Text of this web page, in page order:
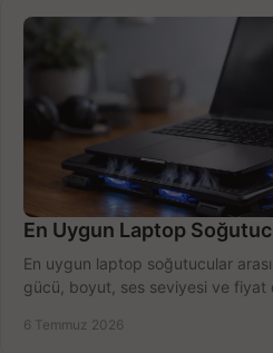
En Uygun Laptop
En uygun laptop soğutucular
gücü, boyut, ses seviyesi ve fiyat
6 Temmuz 2026